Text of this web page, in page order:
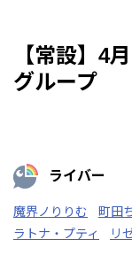
【常設】4
グループ
ライバー
魔界ノりりむ 町田
ラトナ・プティ
リ